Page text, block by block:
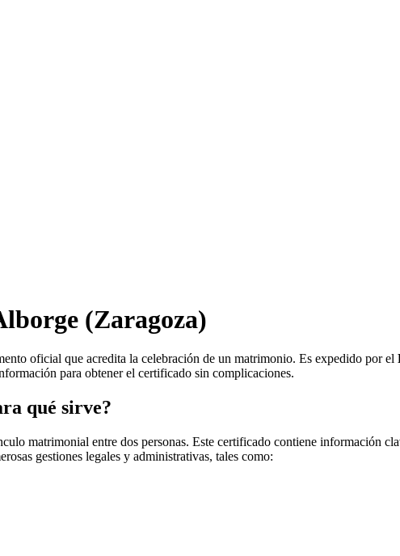
(Zaragoza)
oficial que acredita la celebración de un matrimonio. Es expedido por el
para obtener el certificado sin complicaciones.
qué sirve?
matrimonial entre dos personas. Este certificado contiene información
gestiones legales y administrativas, tales como: